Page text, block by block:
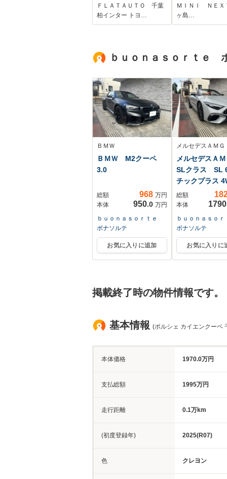
リクラ レーダーク
ルーズ LTA シート
ッドライト
ＦＬＡＴＡＵＴＯ 千葉
柏インター トヨ…
ート マッサー
ートヒーター
カメラ アップ
禁煙
ＭＩＮＩ ＮＥ
ヶ島…
ｂｕｏｎａｓｏｒｔｅ
ＢＭＷ
ＢＭＷ M2クーペ
3.0
総額 968 万円
本体
950.0 万円
ｂｕｏｎａｓｏｒｔｅ
ボナソルテ
お気に入りに追加
メルセデスＡＭＧ
メルセデスＡ
SLクラス SL
チックプラス
MP2...
総額
本体 1790
ｂｕｏｎａｓｏ
ボナソルテ
お気に入りに
掲載終了時の物件情報です。
基本情報 (ポルシェ カイエンクーペ
本体価格 1970.0万円
支払総額 1995万円
走行距離 0.1万km
(初度登録年) 2025(R07)
色 クレヨン